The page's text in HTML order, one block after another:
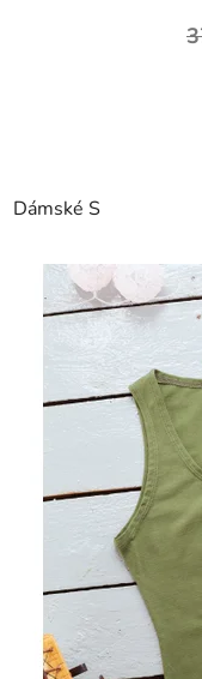
Dámské S